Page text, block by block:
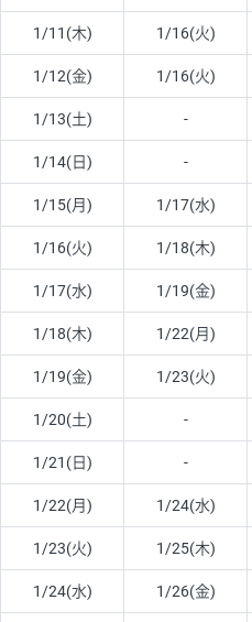
1/11(木) 1/16(火)
1/12(金) 1/16(火)
1/13(土) -
1/14(日) -
1/15(月) 1/17(水)
1/16(火) 1/18(木)
1/17(水) 1/19(金)
1/18(木) 1/22(月)
1/19(金) 1/23(火)
1/20(土) -
1/21(日) -
1/22(月) 1/24(水)
1/23(火) 1/25(木)
1/24(水) 1/26(金)